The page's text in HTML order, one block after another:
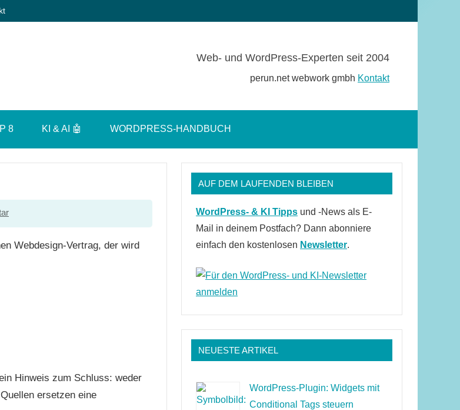
Web- und WordPress-Experten seit 2004
perun.net webwork gmbh Kontakt
öffnen
8 KI & AI 🤖 WORDPRESS-HANDBUCH
Webdesign-Vertrag, der wird
Hinweis zum Schluss: weder
ersetzen eine
AUF DEM LAUFENDEN BLEIBEN
WordPress- & KI Tipps und -News als E-
Mail in deinem Postfach? Dann abonniere
einfach den kostenlosen Newsletter.
NEUESTE ARTIKEL
WordPress-Plugin: Widgets mit
Conditional Tags steuern